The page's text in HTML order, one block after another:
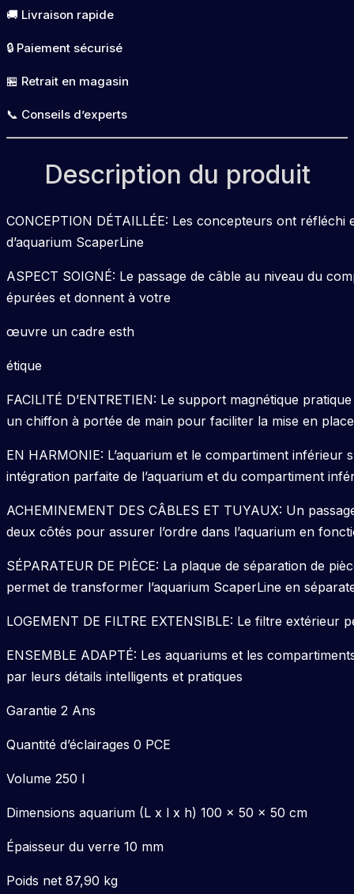
ScaperLine
noir
Set
🚚 Livraison rapide
🔒 Paiement sécurisé
🏪 Retrait en magasin
📞 Conseils d’experts
Description du produit
CONCEPTION DÉTAILLÉE: Les concepteurs ont
d’aquarium ScaperLine
ASPECT SOIGNÉ: Le passage de câble au niveau du
épurées et donnent à votre
œuvre un cadre esth
étique
FACILITÉ D’ENTRETIEN: Le support magnétique
un chiffon à portée de main pour faciliter la mise en
EN HARMONIE: L’aquarium et le compartiment inférieur
intégration parfaite de l’aquarium et du compartiment
ACHEMINEMENT DES CÂBLES ET TUYAUX: Un
deux côtés pour assurer l’ordre dans l’aquarium en
SÉPARATEUR DE PIÈCE: La plaque de séparation de
permet de transformer l’aquarium ScaperLine en
LOGEMENT DE FILTRE EXTENSIBLE: Le filtre
ENSEMBLE ADAPTÉ: Les aquariums et les
par leurs détails intelligents et pratiques
Garantie 2 Ans
Quantité d’éclairages 0 PCE
Volume 250 l
Dimensions aquarium (L x l x h) 100 x 50 x 50 cm
Épaisseur du verre 10 mm
Poids net 87,90 kg